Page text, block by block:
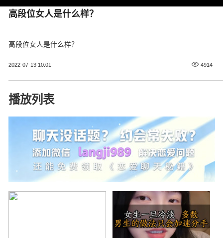
高段位女人是什么样？
高段位女人是什么样？
2022-07-13 10:01 4914
播放列表